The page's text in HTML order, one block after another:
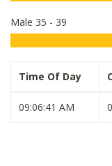
Male 35 - 39
Time Of Day
09:06:41 AM